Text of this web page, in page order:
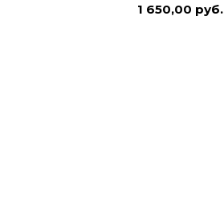
1 650,00 руб.